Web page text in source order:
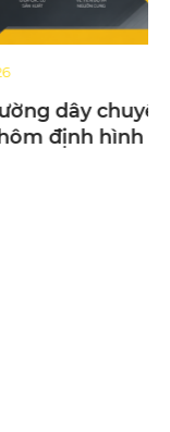
trong sản